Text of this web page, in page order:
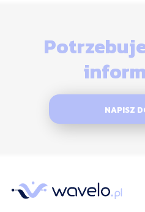
NAPISZ